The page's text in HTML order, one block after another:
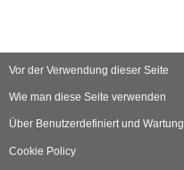
Vor der Verwendung dieser Seite
Wie man diese Seite verwenden
Über Benutzerdefiniert und Wartung
Cookie Policy